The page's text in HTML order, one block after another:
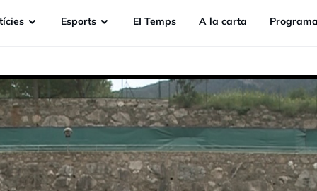
Esports EI Temps A la carta